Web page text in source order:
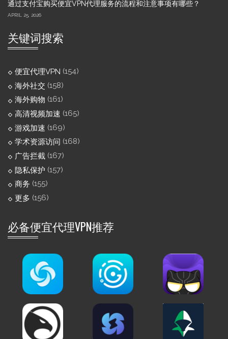
通过支付宝购买便宜VPN代理服务的流程和注意事项有哪些？
APRIL 25, 2026
关键词搜索
便宜代理VPN (154)
海外社交 (158)
海外购物 (161)
高清视频加速 (165)
游戏加速 (169)
学术资源访问 (168)
广告拦截 (167)
隐私保护 (157)
商务 (155)
更多 (156)
必备便宜代理VPN推荐